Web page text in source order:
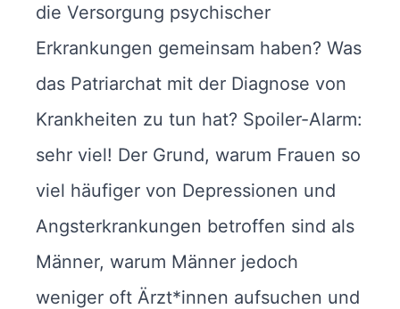
die Versorgung psychischer
Erkrankungen gemeinsam haben? Was
das Patriarchat mit der Diagnose von
Krankheiten zu tun hat? Spoiler-Alarm:
sehr viel! Der Grund, warum Frauen so
viel häufiger von Depressionen und
Angsterkrankungen betroffen sind als
Männer, warum Männer jedoch
weniger oft Ärzt*innen aufsuchen und